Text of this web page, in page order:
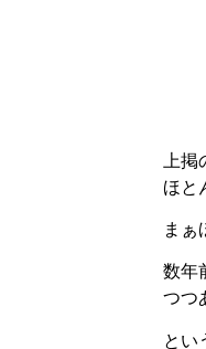
上
ほと
まぁ
数年
つつ
とい